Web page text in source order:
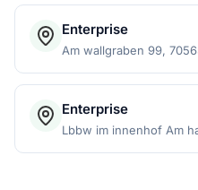
Enterprise
Am wallgraben 99,
Enterprise
Lbbw im innenhof Am